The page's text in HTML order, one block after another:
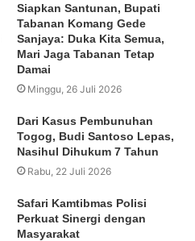
Siapkan Santunan, Bupati
Tabanan Komang Gede
Sanjaya: Duka Kita Semua,
Mari Jaga Tabanan Tetap
Damai
Minggu, 26 Juli 2026
Dari Kasus Pembunuhan
Togog, Budi Santoso Lepas,
Nasihul Dihukum 7 Tahun
Rabu, 22 Juli 2026
Safari Kamtibmas Polisi
Perkuat Sinergi dengan
Masyarakat